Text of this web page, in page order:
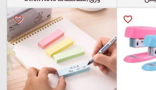
favorite_border
favorite_border